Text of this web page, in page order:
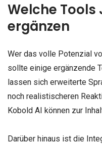
Welche Tools
ergänzen
Wer das volle Potenzial
sollte einige ergänzende
lassen sich erweiterte
noch realistischeren
Kobold AI können zur
Darüber hinaus ist die